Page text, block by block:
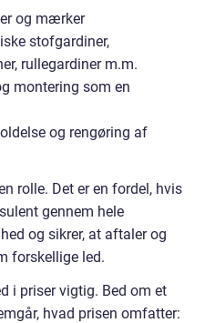
og mærker
stofgardiner,
rullegardiner m.m.
montering som en
og rengøring af
rolle. Det er en fordel, hvis
gennem hele
og sikrer, at aftaler og
forskellige led.
i priser vigtig. Bed om et
hvad prisen omfatter: